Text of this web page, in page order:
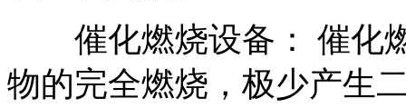
催化燃烧设备： 催化
物的完全燃烧，极少产生